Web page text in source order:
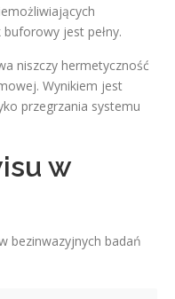
jest pełny.
niszczy hermetyczność
Wynikiem jest
przegrzania systemu
w
bezinwazyjnych badań